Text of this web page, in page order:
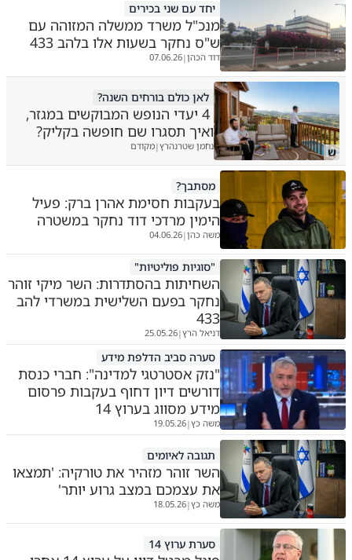
יחד עם שני בכירים
מנכ"ל משרד ממשלה המזוהה עם
ש"ס נחקר בשעות אלו בלהב 433
דוד הכהן|
07.06.26
ש
לאן כולם בורחים השנה?
4 יעדי הנופש המבוקשים במגזר,
ואיך תסגרו שם חופשה בקליק?
נחמן שטרנהרץ|מקודם
מסתבך?
בעקבות חסימת אהרן ברק: פעיל
הימין מרדכי דוד נחקר במשטרה
משה כהן|
04.06.26
"סוגיות פוליטיות"
השחיתות בהסתדרות: השר מיקי זוהר
נחקר בפעם השלישית במשרדי להב
433
דניאל הרץ|
25.05.26
סערה סביב הדלפת מידע
"נזק אסטרטגי למדינה": חברי כנסת
דורשים דיון דחוף בעקבות פרסום
מידע מסווג בערוץ 14
משה כץ|
19.05.26
תגובה לאיומים
השר זוהר מזהיר את טורקיה: 'תמצאו
את עצמכם במצב גרוע יותר'
משה כץ|
18.05.26
סערת ערוץ 14